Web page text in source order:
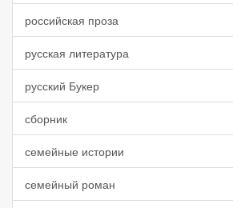
российская проза
русская литература
русский Букер
сборник
семейные истории
семейный роман